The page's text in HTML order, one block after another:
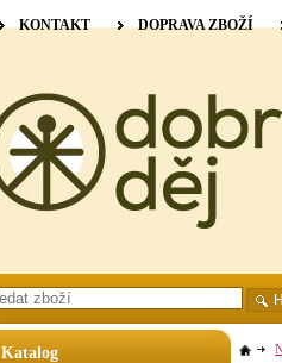
Katalog
KONTAKT DOPRAVA ZBOŽÍ